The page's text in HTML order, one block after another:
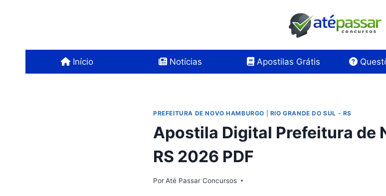
Início Notícias Apostilas Grátis
PREFEITURA DE NOVO HAMBURGO RIO GRANDE DO SUL - RS
Apostila Digital Prefeitura de
RS 2026 PDF
PorAté Passar Concursos